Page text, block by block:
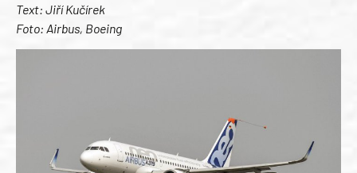
Text: Jiří Kučírek
Foto: Airbus, Boeing